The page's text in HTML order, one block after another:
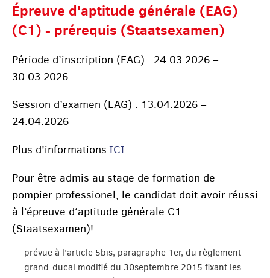
Épreuve d'aptitude générale (EAG)
(C1) - prérequis (Staatsexamen)
Période d’inscription (EAG) : 24.03.2026 –
30.03.2026
Session d’examen (EAG) : 13.04.2026 –
24.04.2026
Plus d'informations ICI
Pour être admis au stage de formation de
pompier professionel, le candidat doit avoir réussi
à l‘épreuve d‘aptitude générale C1
(Staatsexamen)!
prévue à l’article 5bis, paragraphe 1er, du règlement
grand-ducal modifié du 30septembre 2015 fixant les